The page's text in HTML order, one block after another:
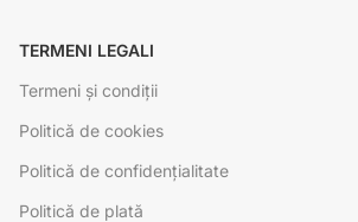
TERMENI LEGALI
Termeni și condiții
Politică de cookies
Politică de confidențialitate
Politică de plată